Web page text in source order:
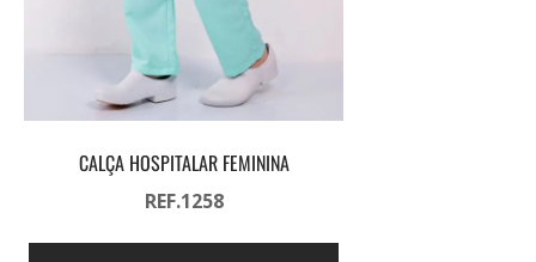
CALÇA HOSPITALAR FEMININA
REF.1258